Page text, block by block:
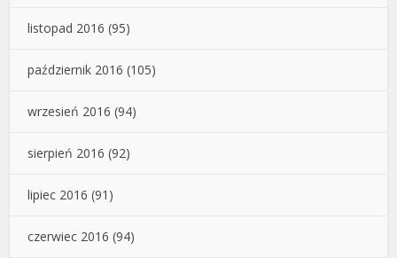
listopad 2016 (95)
październik 2016 (105)
wrzesień 2016 (94)
sierpień 2016 (92)
lipiec 2016 (91)
czerwiec 2016 (94)